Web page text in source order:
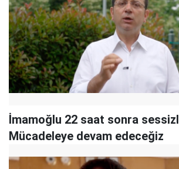
İmamoğlu 22 saat sonra
Mücadeleye devam edeceğiz